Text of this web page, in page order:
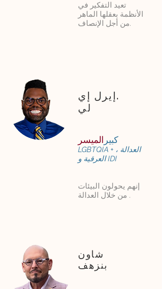
تعيد التفكير في
الأنظمة بعقلها الماهر
من أجل الإنصاف.
إيرل إي.
لي
كبير الميسر
LGBTQIA + ، العدالة
العرقية و IDI
إنهم يحولون البيئات
من خلال العدالة .
شاون
بنزهف